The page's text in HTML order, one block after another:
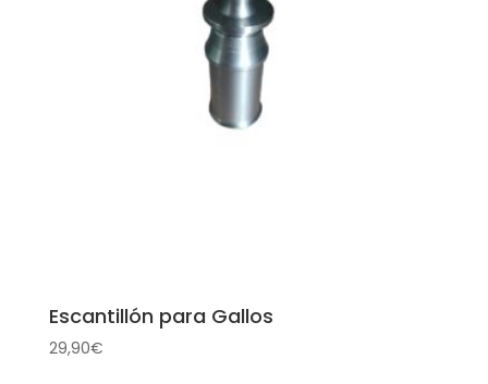
Escantillón para Gallos
29,90€